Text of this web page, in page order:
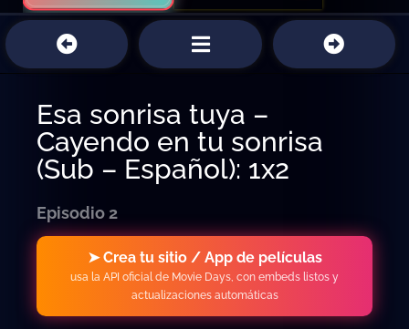
Esa sonrisa tuya –
Cayendo en tu sonrisa
(Sub – Español): 1x2
Episodio 2
➤ Crea tu sitio / App de películas
usa la API oficial de Movie Days, con embeds listos y
actualizaciones automáticas